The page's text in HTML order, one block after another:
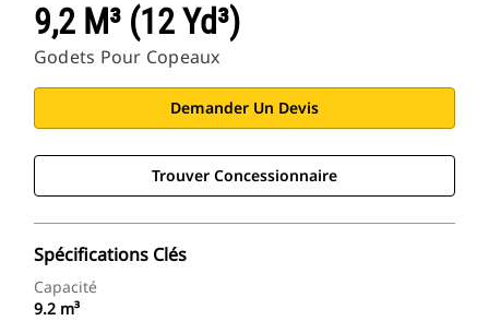
9,2 M³ (12 Yd³)
Godets Pour Copeaux
Demander Un Devis
Trouver Concessionnaire
Spécifications Clés
Capacité
9.2 m³